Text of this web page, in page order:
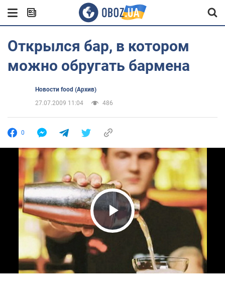
Открылся бар, в котором
можно обругать бармена
Новости food (Архив)
27.07.2009 11:04
486
0
Play Video